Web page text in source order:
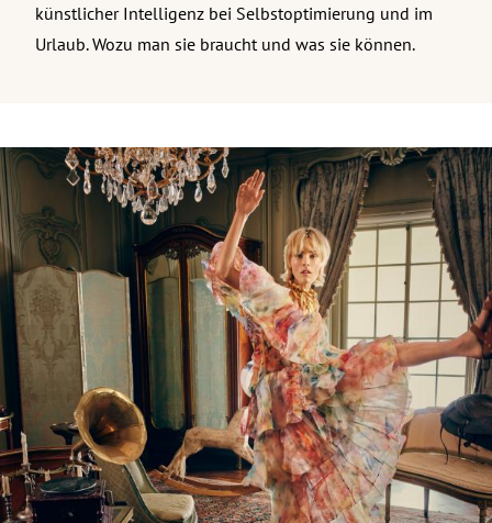
Untermenü
künstlicher Intelligenz bei Selbstoptimierung und im
Urlaub. Wozu man sie braucht und was sie können.